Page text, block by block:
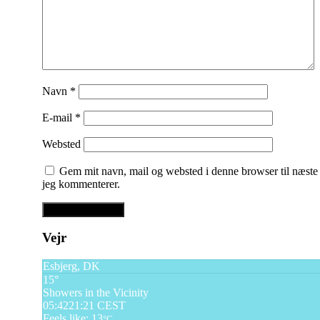
Navn *
E-mail *
Websted
Gem mit navn, mail og websted i denne browser til næste
jeg kommenterer.
Vejr
Esbjerg, DK
15°
Showers in the Vicinity
05:4221:21 CEST